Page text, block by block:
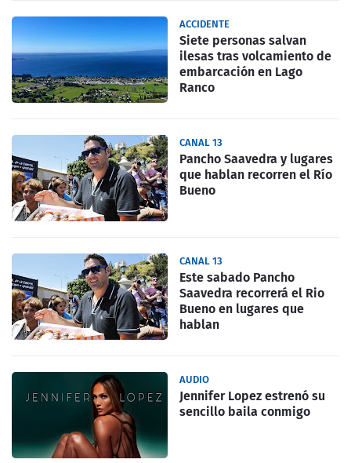
ACCIDENTE
Siete personas salvan
ilesas tras volcamiento de
embarcación en Lago
Ranco
CANAL 13
Pancho Saavedra y lugares
que hablan recorren el Río
Bueno
CANAL 13
Este sabado Pancho
Saavedra recorrerá el Rio
Bueno en lugares que
hablan
AUDIO
Jennifer Lopez estrenó su
sencillo baila conmigo